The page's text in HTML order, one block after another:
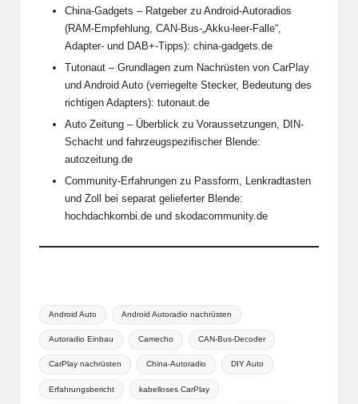
China-Gadgets – Ratgeber zu Android-Autoradios
(RAM-Empfehlung, CAN-Bus-„Akku-leer-Falle“,
Adapter- und DAB+-Tipps): china-gadgets.de
Tutonaut – Grundlagen zum Nachrüsten von CarPlay
und Android Auto (verriegelte Stecker, Bedeutung des
richtigen Adapters): tutonaut.de
Auto Zeitung – Überblick zu Voraussetzungen, DIN-
Schacht und fahrzeugspezifischer Blende:
autozeitung.de
Community-Erfahrungen zu Passform, Lenkradtasten
und Zoll bei separat gelieferter Blende:
hochdachkombi.de und skodacommunity.de
Tags:
Android Auto Android Autoradio nachrüsten
Autoradio Einbau Camecho CAN-Bus-Decoder
CarPlay nachrüsten China-Autoradio DIY Auto
Erfahrungsbericht kabelloses CarPlay